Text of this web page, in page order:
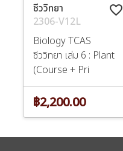
ลงทะเบียน favorite_border
ชีววิทยา
2306-V12L
Biology TCAS
ชีววิทยา เล่ม 6 : Plant
(Course + Pri
฿2,200.00